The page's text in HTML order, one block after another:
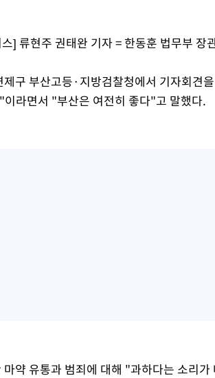
] 류현주 권태완 기자 = 한동훈 법무부 장
제구 부산고등·지방검찰청에서 기자회견
라면서 "부산은 여전히 좋다"고 말했다.
마약 유통과 범죄에 대해 "과하다는 소리